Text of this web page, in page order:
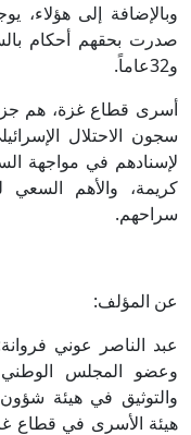
و32عاماً.
سجون الاحتلال
لإسنادهم في مواجهة
كريمة، والأهم
سراحهم.
عن المؤلف:
عبد الناصر عوني
وعضو المجلس
والتوثيق في هيئة
هيئة الأسرى في قطاع